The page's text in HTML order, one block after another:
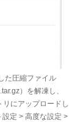
た圧縮ファイル
）を解凍し、
にアップロードし
設定 > 高度な設定 >